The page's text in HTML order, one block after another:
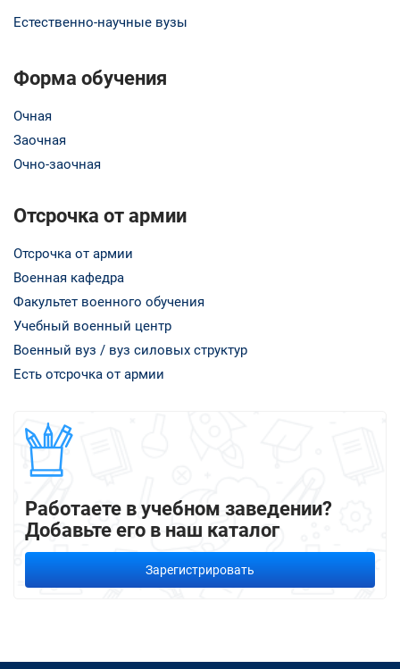
Естественно-научные вузы
Форма обучения
Очная
Заочная
Очно-заочная
Отсрочка от армии
Отсрочка от армии
Военная кафедра
Факультет военного обучения
Учебный военный центр
Военный вуз / вуз силовых структур
Есть отсрочка от армии
Работаете в учебном заведении?
Добавьте его в наш каталог
Зарегистрировать